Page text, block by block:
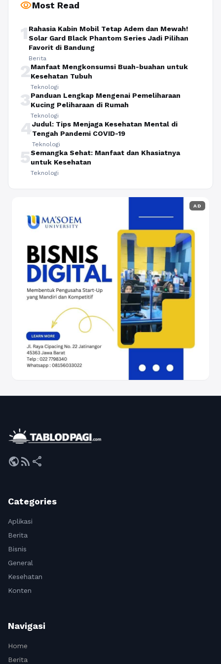
visibilityMost Read
1 Rahasia Kabin Mobil Tetap Adem dan Mewah!
Solar Gard Black Phantom Series Jadi Pilihan
Favorit di Bandung
Berita
2Manfaat Mengkonsumsi Buah-buahan untuk
Kesehatan Tubuh
Teknologi
3Panduan Lengkap Mengenai Pemeliharaan
Kucing Peliharaan di Rumah
Teknologi
4Judul: Tips Menjaga Kesehatan Mental di
Tengah Pandemi COVID-19
Teknologi
5Semangka Sehat: Manfaat dan Khasiatnya
untuk Kesehatan
Teknologi
AD
publicrss_feed share
Categories
Aplikasi
Berita
Bisnis
General
Kesehatan
Konten
Navigasi
Home
Berita